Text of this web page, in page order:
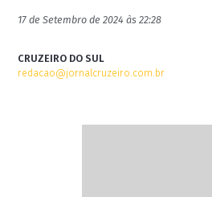
17 de Setembro de 2024 às 22:28
CRUZEIRO DO SUL
redacao@jornalcruzeiro.com.br